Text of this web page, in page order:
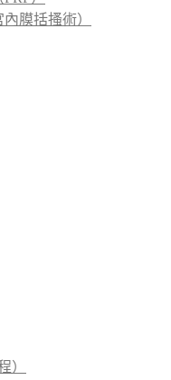
膜括搔術）
）